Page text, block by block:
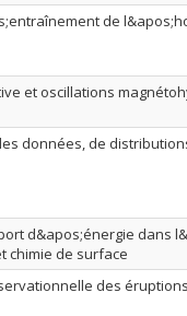
de
et oscillations
données, de
d&apos;énergie dans
chimie de surface
des